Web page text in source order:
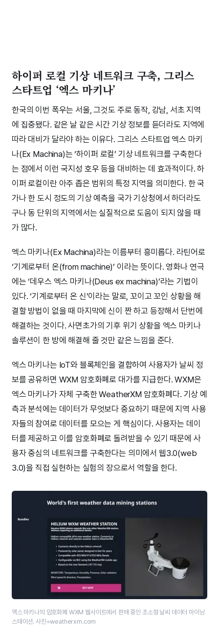
하이퍼 로컬 기상 네트워크 구축, 그리스
스타트업 ‘엑스 마키나’
한국의 이번 폭우는 서울, 그것도 주로 동작, 강남, 서초 지역
에 집중됐다. 같은 날 같은 시간 기상 정보를 듣더라도 지역에
따라 대비가 달라야 하는 이유다. 그리스 스타트업 엑스 마키
나(Ex Machina)는 ‘하이퍼 로컬’ 기상 네트워크를 구축한다
는 점에서 이런 국지성 호우 등을 대비하는 데 효과적이다. 하
이퍼 로컬이란 아주 좁은 범위의 특정 지역을 의미한다. 한 국
가나 한 도시 정도의 기상 예측을 국가 기상청에서 하더라도
구나 동 단위의 지역에서는 실질적으로 도움이 되지 않을 때
가 많다.
엑스 마키나(Ex Machina)라는 이름부터 흥미롭다. 라틴어로
‘기계로부터 온(from machine)’ 이라는 뜻이다. 영화나 연극
에는 ‘데우스 엑스 마키나(Deus ex machina)’라는 기법이
있다. ‘기계로부터 온 신’이라는 말로, 꼬이고 꼬인 상황을 해
결할 방법이 없을 때 마지막에 신이 짠 하고 등장해서 단번에
해결하는 것이다. 사면초가의 기후 위기 상황을 엑스 마키나
솔루션이 한 방에 해결해 줄 것만 같은 느낌을 준다.
엑스 마키나는 IoT와 블록체인을 결합하여 사용자가 날씨 정
보를 공유하면 WXM 암호화폐로 대가를 지급한다. WXM은
엑스 마키나가 자체 구축한 WeatherXM 암호화폐다. 기상 예
측과 분석에는 데이터가 무엇보다 중요하기 때문에 지역 사용
자들의 참여로 데이터를 모으는 게 핵심이다. 사용자는 데이
터를 제공하고 이를 암호화폐로 돌려받을 수 있기 때문에 사
용자 중심의 네트워크를 구축한다는 의미에서 웹3.0(web
3.0)을 직접 실현하는 실험의 장으로서 역할을 한다.
엑스 마키나의 암호화폐 WXM 웹사이트에서 판매 중인 초소형 날씨 데이터 마이닝
스테이션. 사진=weatherxm.com